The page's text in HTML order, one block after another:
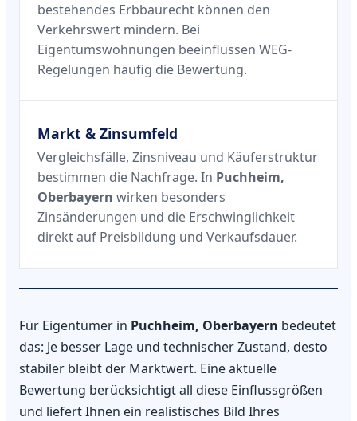
bestehendes Erbbaurecht können den
Verkehrswert mindern. Bei
Eigentumswohnungen beeinflussen WEG-
Regelungen häufig die Bewertung.
Markt & Zinsumfeld
Vergleichsfälle, Zinsniveau und Käuferstruktur
bestimmen die Nachfrage. In Puchheim,
Oberbayern wirken besonders
Zinsänderungen und die Erschwinglichkeit
direkt auf Preisbildung und Verkaufsdauer.
Für Eigentümer in Puchheim, Oberbayern bedeutet
das: Je besser Lage und technischer Zustand, desto
stabiler bleibt der Marktwert. Eine aktuelle
Bewertung berücksichtigt all diese Einflussgrößen
und liefert Ihnen ein realistisches Bild Ihres